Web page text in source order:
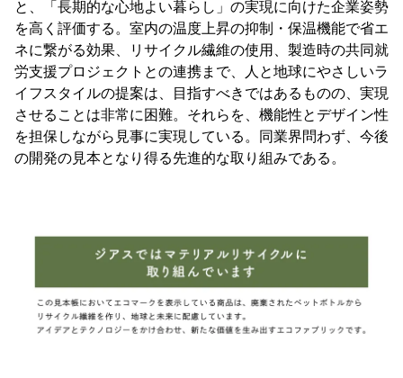
と、「長期的な心地よい暮らし」の実現に向けた企業姿勢
を高く評価する。室内の温度上昇の抑制・保温機能で省エ
ネに繋がる効果、リサイクル繊維の使用、製造時の共同就
労支援プロジェクトとの連携まで、人と地球にやさしいラ
イフスタイルの提案は、目指すべきではあるものの、実現
させることは非常に困難。それらを、機能性とデザイン性
を担保しながら見事に実現している。同業界問わず、今後
の開発の見本となり得る先進的な取り組みである。